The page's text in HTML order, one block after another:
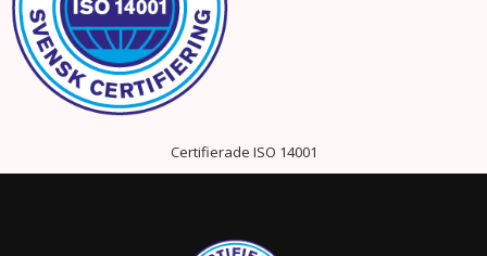
Certifierade ISO 14001